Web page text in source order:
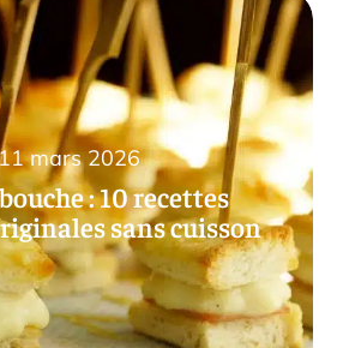
: 10 recettes
sans cuisson
mars 2026